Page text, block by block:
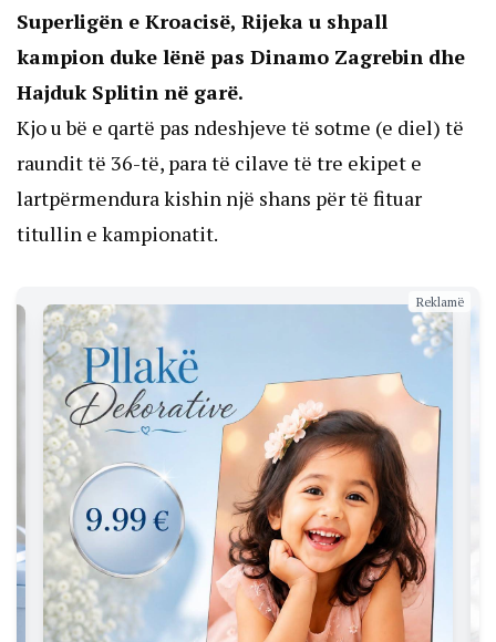
Superligën e Kroacisë, Rijeka u shpall
kampion duke lënë pas Dinamo Zagrebin dhe
Hajduk Splitin në garë.
Kjo u bë e qartë pas ndeshjeve të sotme (e diel) të
raundit të 36-të, para të cilave të tre ekipet e
lartpërmendura kishin një shans për të fituar
titullin e kampionatit.
Reklamë